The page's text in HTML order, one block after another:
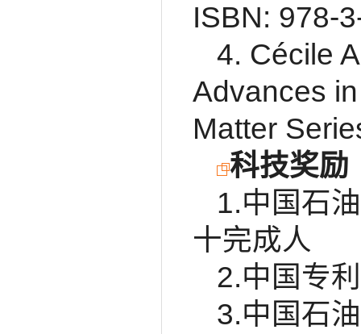
ISBN: 978-
4. Cécile
Advances
Matter
科技奖励
1.中国石
十完成人
2.中国专
3.中国石